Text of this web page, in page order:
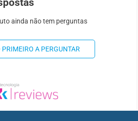
ainda não tem perguntas
PRIMEIRO A PERGUNTAR